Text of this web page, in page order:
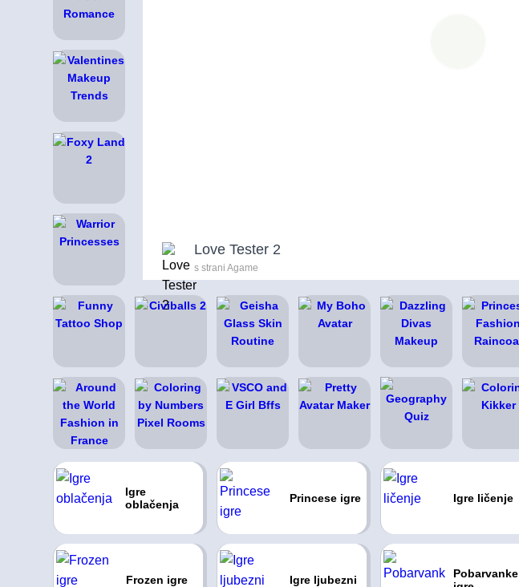
Love Tester 2
s strani Agame
Igre
oblačenja
Princese igre Igre ličenje
Frozen igre Igre ljubezni
Pobarvanke